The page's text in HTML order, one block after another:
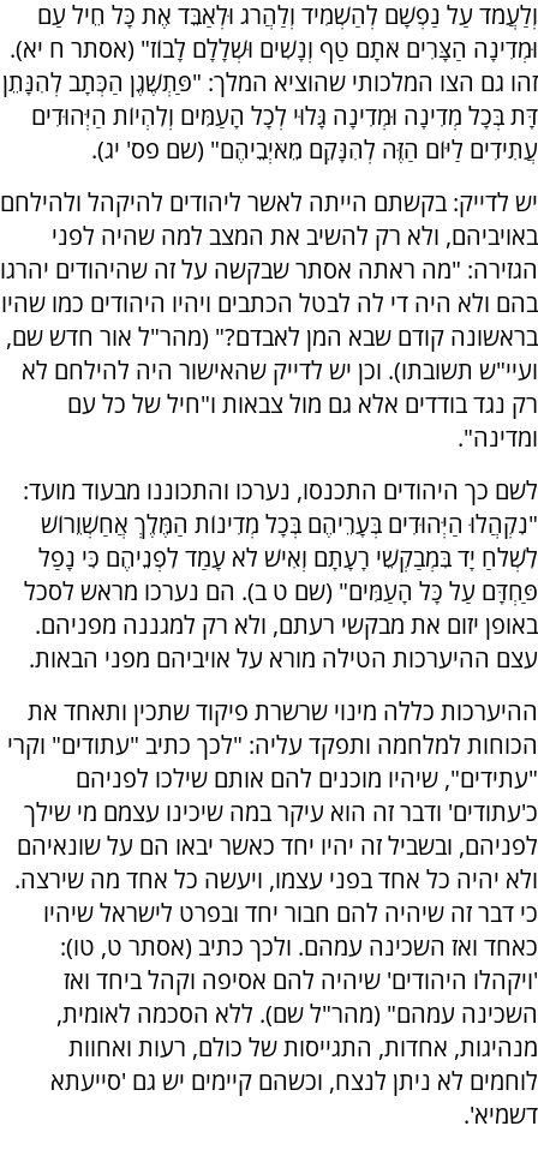
וְלַעֲמֹד עַל נַפְשָׁם לְהַשְׁמִיד וְלַהֲרֹג וּלְאַבֵּד אֶת כָּל חֵיל עַם
וּמְדִינָה הַצָּרִים אֹתָם טַף וְנָשִׁים וּשְׁלָלָם לָבוֹז" (אסתר ח יא).
זהו גם הצו המלכותי שהוציא המלך: "פַּתְשֶׁגֶן הַכְּתָב לְהִנָּתֵן
דָּת בְּכָל מְדִינָה וּמְדִינָה גָּלוּי לְכָל הָעַמִּים וְלִהְיוֹת הַיְּהוּדִים
עֲתִידִים לַיּוֹם הַזֶּה לְהִנָּקֵם מֵאֹיְבֵיהֶם" (שם פס' יג).
יש לדייק: בקשתם הייתה לאשר ליהודים להיקהל ולהילחם
באויביהם, ולא רק להשיב את המצב למה שהיה לפני
הגזירה: "מה ראתה אסתר שבקשה על זה שהיהודים יהרגו
בהם ולא היה די לה לבטל הכתבים ויהיו היהודים כמו שהיו
בראשונה קודם שבא המן לאבדם?" (מהר"ל אור חדש שם,
ועיי"ש תשובתו). וכן יש לדייק שהאישור היה להילחם לא
רק נגד בודדים אלא גם מול צבאות ו"חיל של כל עם
ומדינה".
לשם כך היהודים התכנסו, נערכו והתכוננו מבעוד מועד:
"נִקְהֲלוּ הַיְּהוּדִים בְּעָרֵיהֶם בְּכָל מְדִינוֹת הַמֶּלֶךְ אֲחַשְׁוֵרוֹשׁ
לִשְׁלֹחַ יָד בִּמְבַקְשֵׁי רָעָתָם וְאִישׁ לֹא עָמַד לִפְנֵיהֶם כִּי נָפַל
פַּחְדָּם עַל כָּל הָעַמִּים" (שם ט ב). הם נערכו מראש לסכל
באופן יזום את מבקשי רעתם, ולא רק למגננה מפניהם.
עצם ההיערכות הטילה מורא על אויביהם מפני הבאות.
ההיערכות כללה מינוי שרשרת פיקוד שתכין ותאחד את
הכוחות למלחמה ותפקד עליה: "לכך כתיב "עתודים" וקרי
"עתידים", שיהיו מוכנים להם אותם שילכו לפניהם
כ'עתודים' ודבר זה הוא עיקר במה שיכינו עצמם מי שילך
לפניהם, ובשביל זה יהיו יחד כאשר יבאו הם על שונאיהם
ולא יהיה כל אחד בפני עצמו, ויעשה כל אחד מה שירצה.
כי דבר זה שיהיה להם חבור יחד ובפרט לישראל שיהיו
כאחד ואז השכינה עמהם. ולכך כתיב (אסתר ט, טו):
'ויקהלו היהודים' שיהיה להם אסיפה וקהל ביחד ואז
השכינה עמהם" (מהר"ל שם). ללא הסכמה לאומית,
מנהיגות, אחדות, התגייסות של כולם, רעות ואחוות
לוחמים לא ניתן לנצח, וכשהם קיימים יש גם 'סייעתא
דשמיא'.